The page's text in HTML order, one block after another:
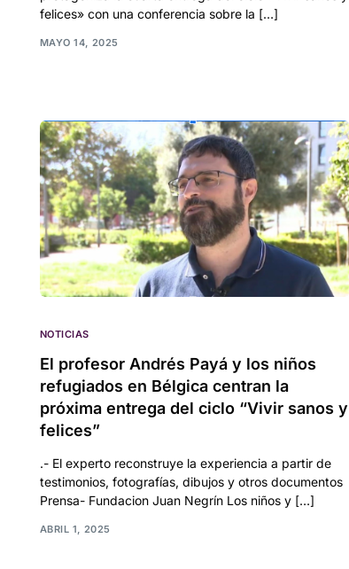
felices» con una conferencia sobre la […]
MAYO 14, 2025
NOTICIAS
El profesor Andrés Payá y los niños
refugiados en Bélgica centran la
próxima entrega del ciclo “Vivir sanos y
felices”
.- El experto reconstruye la experiencia a partir de
testimonios, fotografías, dibujos y otros documentos
Prensa- Fundacion Juan Negrín Los niños y […]
ABRIL 1, 2025